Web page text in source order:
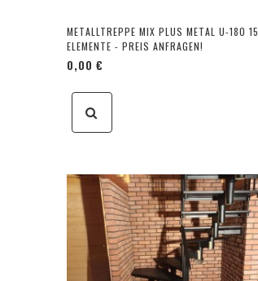
METALLTREPPE MIX PLUS METAL U-180 15
ELEMENTE - PREIS ANFRAGEN!
0,00 €